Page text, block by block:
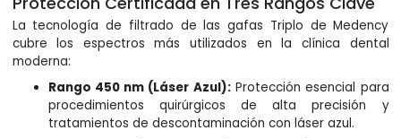
La tecnología de filtrado de las gafas Triplo de Medency
cubre los espectros más utilizados en la clínica dental
moderna:
Rango 450 nm (Láser Azul):Protección esencial para
procedimientos quirúrgicos de alta precisión y
tratamientos de descontaminación con láser azul.